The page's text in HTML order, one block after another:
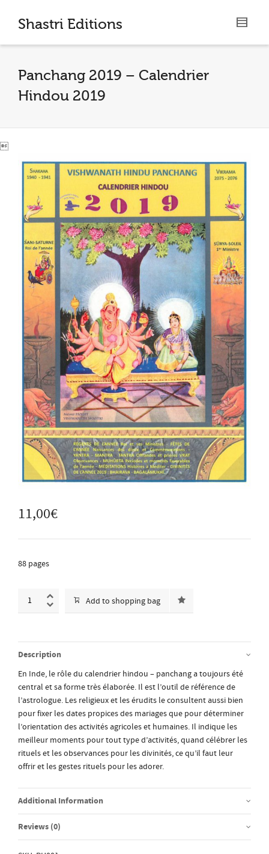
I'm looking for product
Show me thecolouritems.
Shastri Editions
Panchang 2019 – Calendrier
Hindou 2019

11,00€
88 pages
Add to shopping bag
Description
En Inde, le rôle du calendrier hindou – panchang a toujours été
central et sa forme très élaborée. Il est l’outil de référence de
l’astrologue. Les religieux et les érudits le consultent aussi bien
pour fixer les dates propices des mariages que pour déterminer
l’orientation des activités agricoles et humaines. Il indique les
meilleur moments pour tout type d’activités, quand célébrer les
rituels et les observances pour les divinités, ce qu’il faut leur
offrir et les gestes rituels pour les adorer.
Additional Information
Reviews (0)